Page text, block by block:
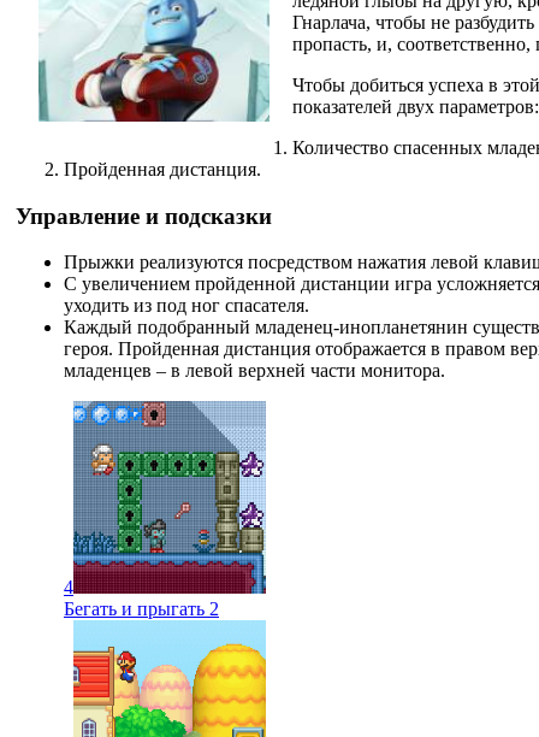
Гнарлача, чтобы не
пропасть, и,
Чтобы добиться успеха в
показателей двух параметров:
Количество спасенных
Пройденная дистанция.
Управление и подсказки
Прыжки реализуются посредством нажатия левой
С увеличением пройденной дистанции игра
уходить из под ног спасателя.
Каждый подобранный младенец-инопланетянин
героя. Пройденная дистанция отображается в правом
младенцев – в левой верхней части монитора.
4
Бегать и прыгать 2